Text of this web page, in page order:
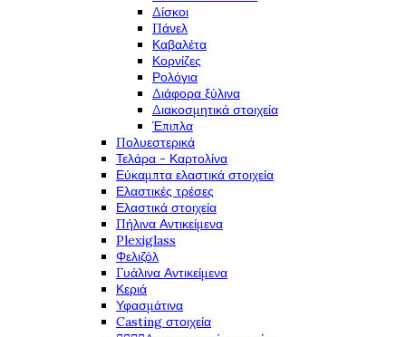
Δίσκοι
Πάνελ
Καβαλέτα
Κορνίζες
Ρολόγια
Διάφορα ξύλινα
Διακοσμητικά στοιχεία
Έπιπλα
Πολυεστερικά
Τελάρα - Καρτολίνα
Εύκαμπτα ελαστικά στοιχεία
Ελαστικές τρέσες
Ελαστικά στοιχεία
Πήλινα Αντικείμενα
Plexiglass
Φελιζόλ
Γυάλινα Αντικείμενα
Κεριά
Υφασμάτινα
Casting στοιχεία